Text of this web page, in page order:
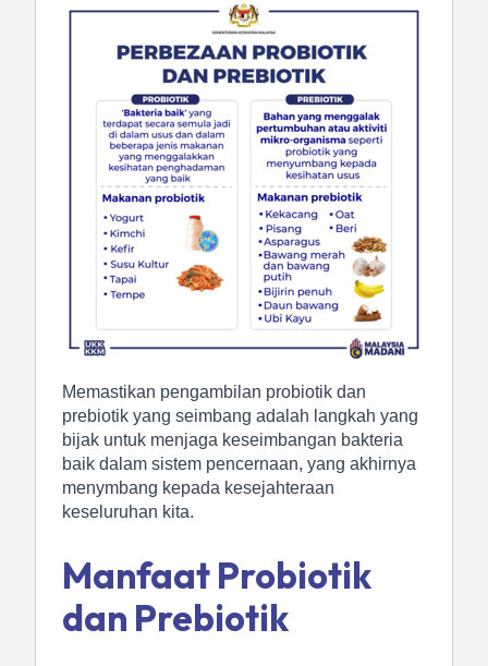
Memastikan pengambilan probiotik dan
prebiotik yang seimbang adalah langkah yang
bijak untuk menjaga keseimbangan bakteria
baik dalam sistem pencernaan, yang akhirnya
menymbang kepada kesejahteraan
keseluruhan kita.
Manfaat Probiotik
dan Prebiotik